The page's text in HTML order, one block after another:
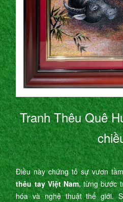
Tranh Thêu Quê
Điều này chứng tỏ sự vươn
thêu tay Việt Nam, từng bước
hóa và nghệ thuật thế giới.